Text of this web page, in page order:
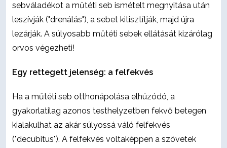
sebváladékot a műtéti seb ismételt megnyitása után
leszívják ("drenálás"), a sebet kitisztítják, majd újra
lezárják. A súlyosabb műtéti sebek ellátását kizárólag
orvos végezheti!
Egy rettegett jelenség: a felfekvés
Ha a műtéti seb otthonápolása elhúzódó, a
gyakorlatilag azonos testhelyzetben fekvő betegen
kialakulhat az akár súlyossá váló felfekvés
("decubitus"). A felfekvés voltaképpen a szövetek